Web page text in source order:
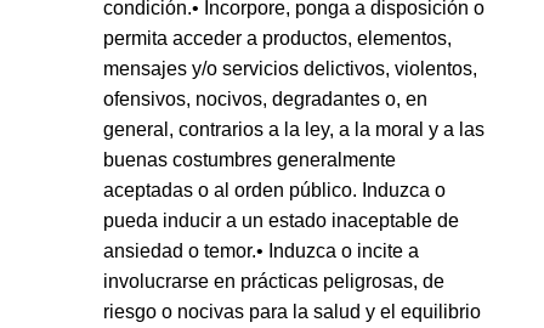
condición.• Incorpore, ponga a disposición o
permita acceder a productos, elementos,
mensajes y/o servicios delictivos, violentos,
ofensivos, nocivos, degradantes o, en
general, contrarios a la ley, a la moral y a las
buenas costumbres generalmente
aceptadas o al orden público. Induzca o
pueda inducir a un estado inaceptable de
ansiedad o temor.• Induzca o incite a
involucrarse en prácticas peligrosas, de
riesgo o nocivas para la salud y el equilibrio